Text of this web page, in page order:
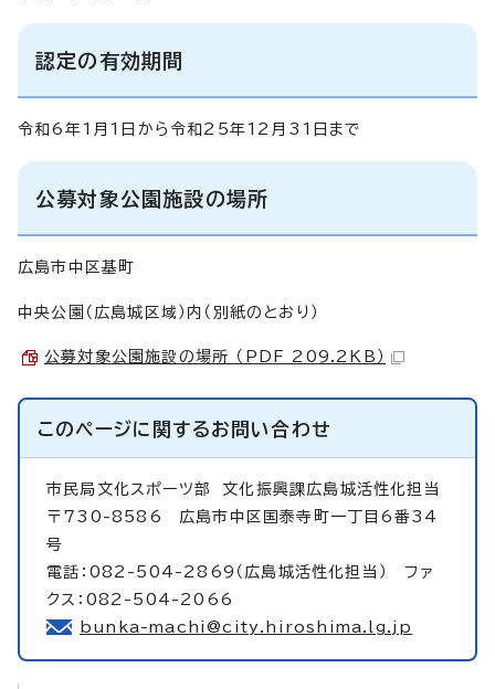
認定の有効期間
令和6年1月1日から令和25年12月31日まで
公募対象公園施設の場所
広島市中区基町
中央公園（広島城区域）内（別紙のとおり）
公募対象公園施設の場所 （PDF 209.2KB）
このページに関するお問い合わせ
市民局文化スポーツ部 文化振興課広島城活性化担当
〒730-8586 広島市中区国泰寺町一丁目6番34
号
電話：082-504-2869（広島城活性化担当） ファ
クス：082-504-2066
bunka-machi@city.hiroshima.lg.jp